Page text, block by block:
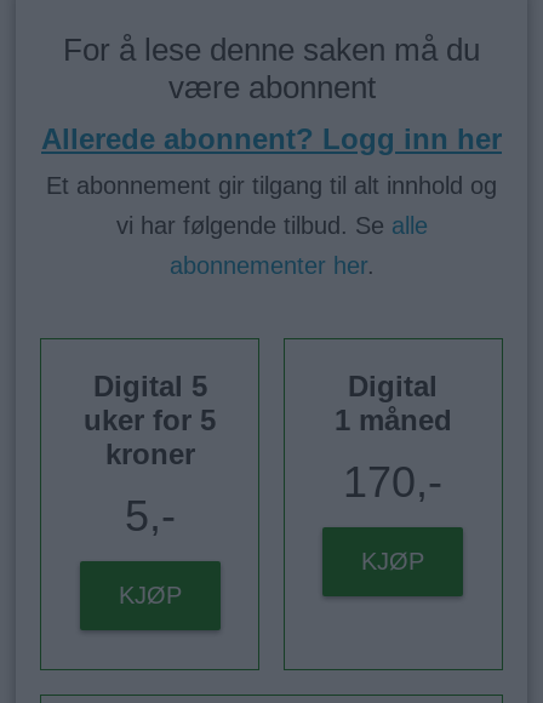
For å lese denne saken må du
være abonnent
Allerede abonnent? Logg inn her
Et abonnement gir tilgang til alt innhold og
vi har følgende tilbud. Se alle
abonnementer her.
Digital 5
uker for 5
kroner
5,-
KJØP
Digital
1 måned
170,-
KJØP